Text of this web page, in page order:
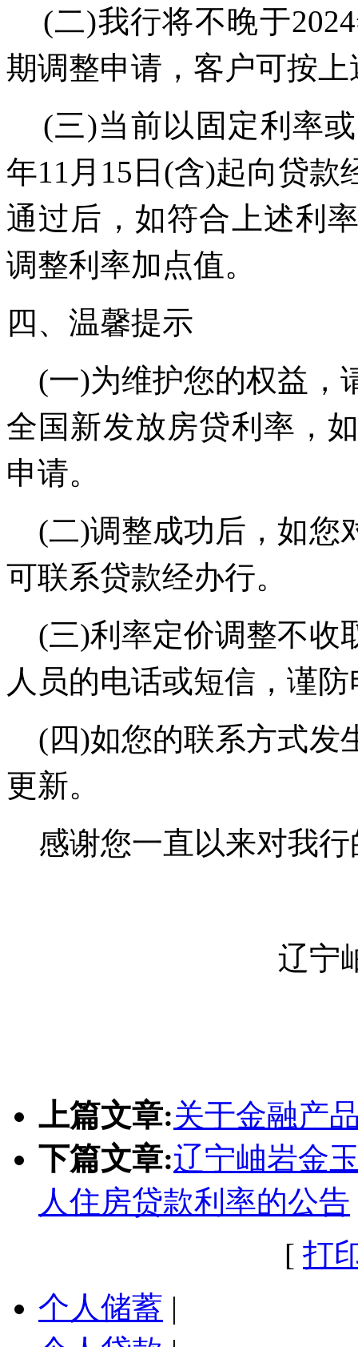
(二)我行将不晚于2024
期调整申请，客户可按
(三)当前以固定利率
年11 月 15 日 (含)起向贷款
通过后，如符合上述利
调整利率加点值。
四、温馨提示
(一)为维护您的权益，
全国新发放房贷利率，
申请。
(二)调整成功后，如您
可联系贷款经办行。
(三)利率定价调整不收
人员的电话或短信，谨
(四)如您的联系方式发
更新。
感谢您一直以来对我
辽宁
上篇文章:关于金融产
下篇文章:辽宁岫岩金
人住房贷款利率的公告
[ 打
个人储蓄 |